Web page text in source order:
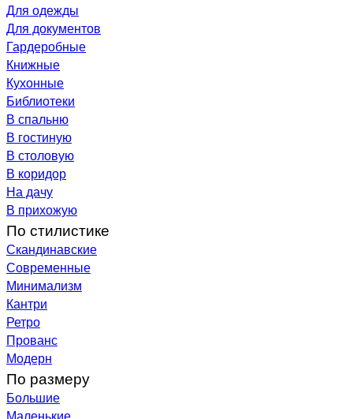
Для одежды
Для документов
Гардеробные
Книжные
Кухонные
Библиотеки
В спальню
В гостиную
В столовую
В коридор
На дачу
В прихожую
По стилистике
Скандинавские
Современные
Минимализм
Кантри
Ретро
Прованс
Модерн
По размеру
Большие